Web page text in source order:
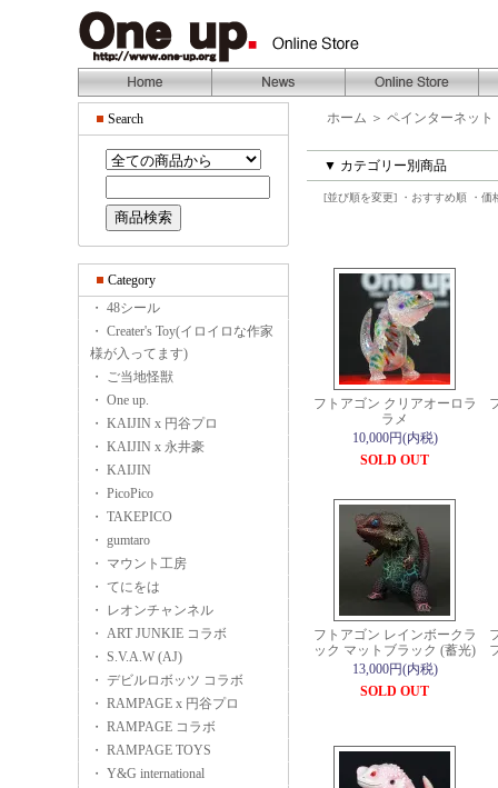
Search
Category
・ 48シール
・ Creater's Toy(イロイロな作家
様が入ってます)
・ ご当地怪獣
・ One up.
・ KAIJIN x 円谷プロ
・ KAIJIN x 永井豪
・ KAIJIN
・ PicoPico
・ TAKEPICO
・ gumtaro
・ マウント工房
・ てにをは
・ レオンチャンネル
・ ART JUNKIE コラボ
・ S.V.A.W (AJ)
・ デビルロボッツ コラボ
・ RAMPAGE x 円谷プロ
・ RAMPAGE コラボ
・ RAMPAGE TOYS
・ Y&G international
ホーム ＞ ペインターネット
▼ カテゴリー別商品
[並び順を変更] ・おすすめ順 ・価
フトアゴン クリアオーロラ
ラメ
10,000円(内税)
SOLD OUT
フトアゴン レインボークラ
ック マットブラック (蓄光)
13,000円(内税)
SOLD OUT